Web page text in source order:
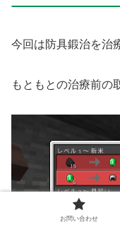
今回は防具鍛治を治
もともとの治療前の
お問い合わせ